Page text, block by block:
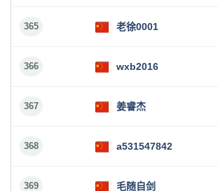
365 老徐0001
366 wxb2016
367 姜睿杰
368 a531547842
369 毛随自剑